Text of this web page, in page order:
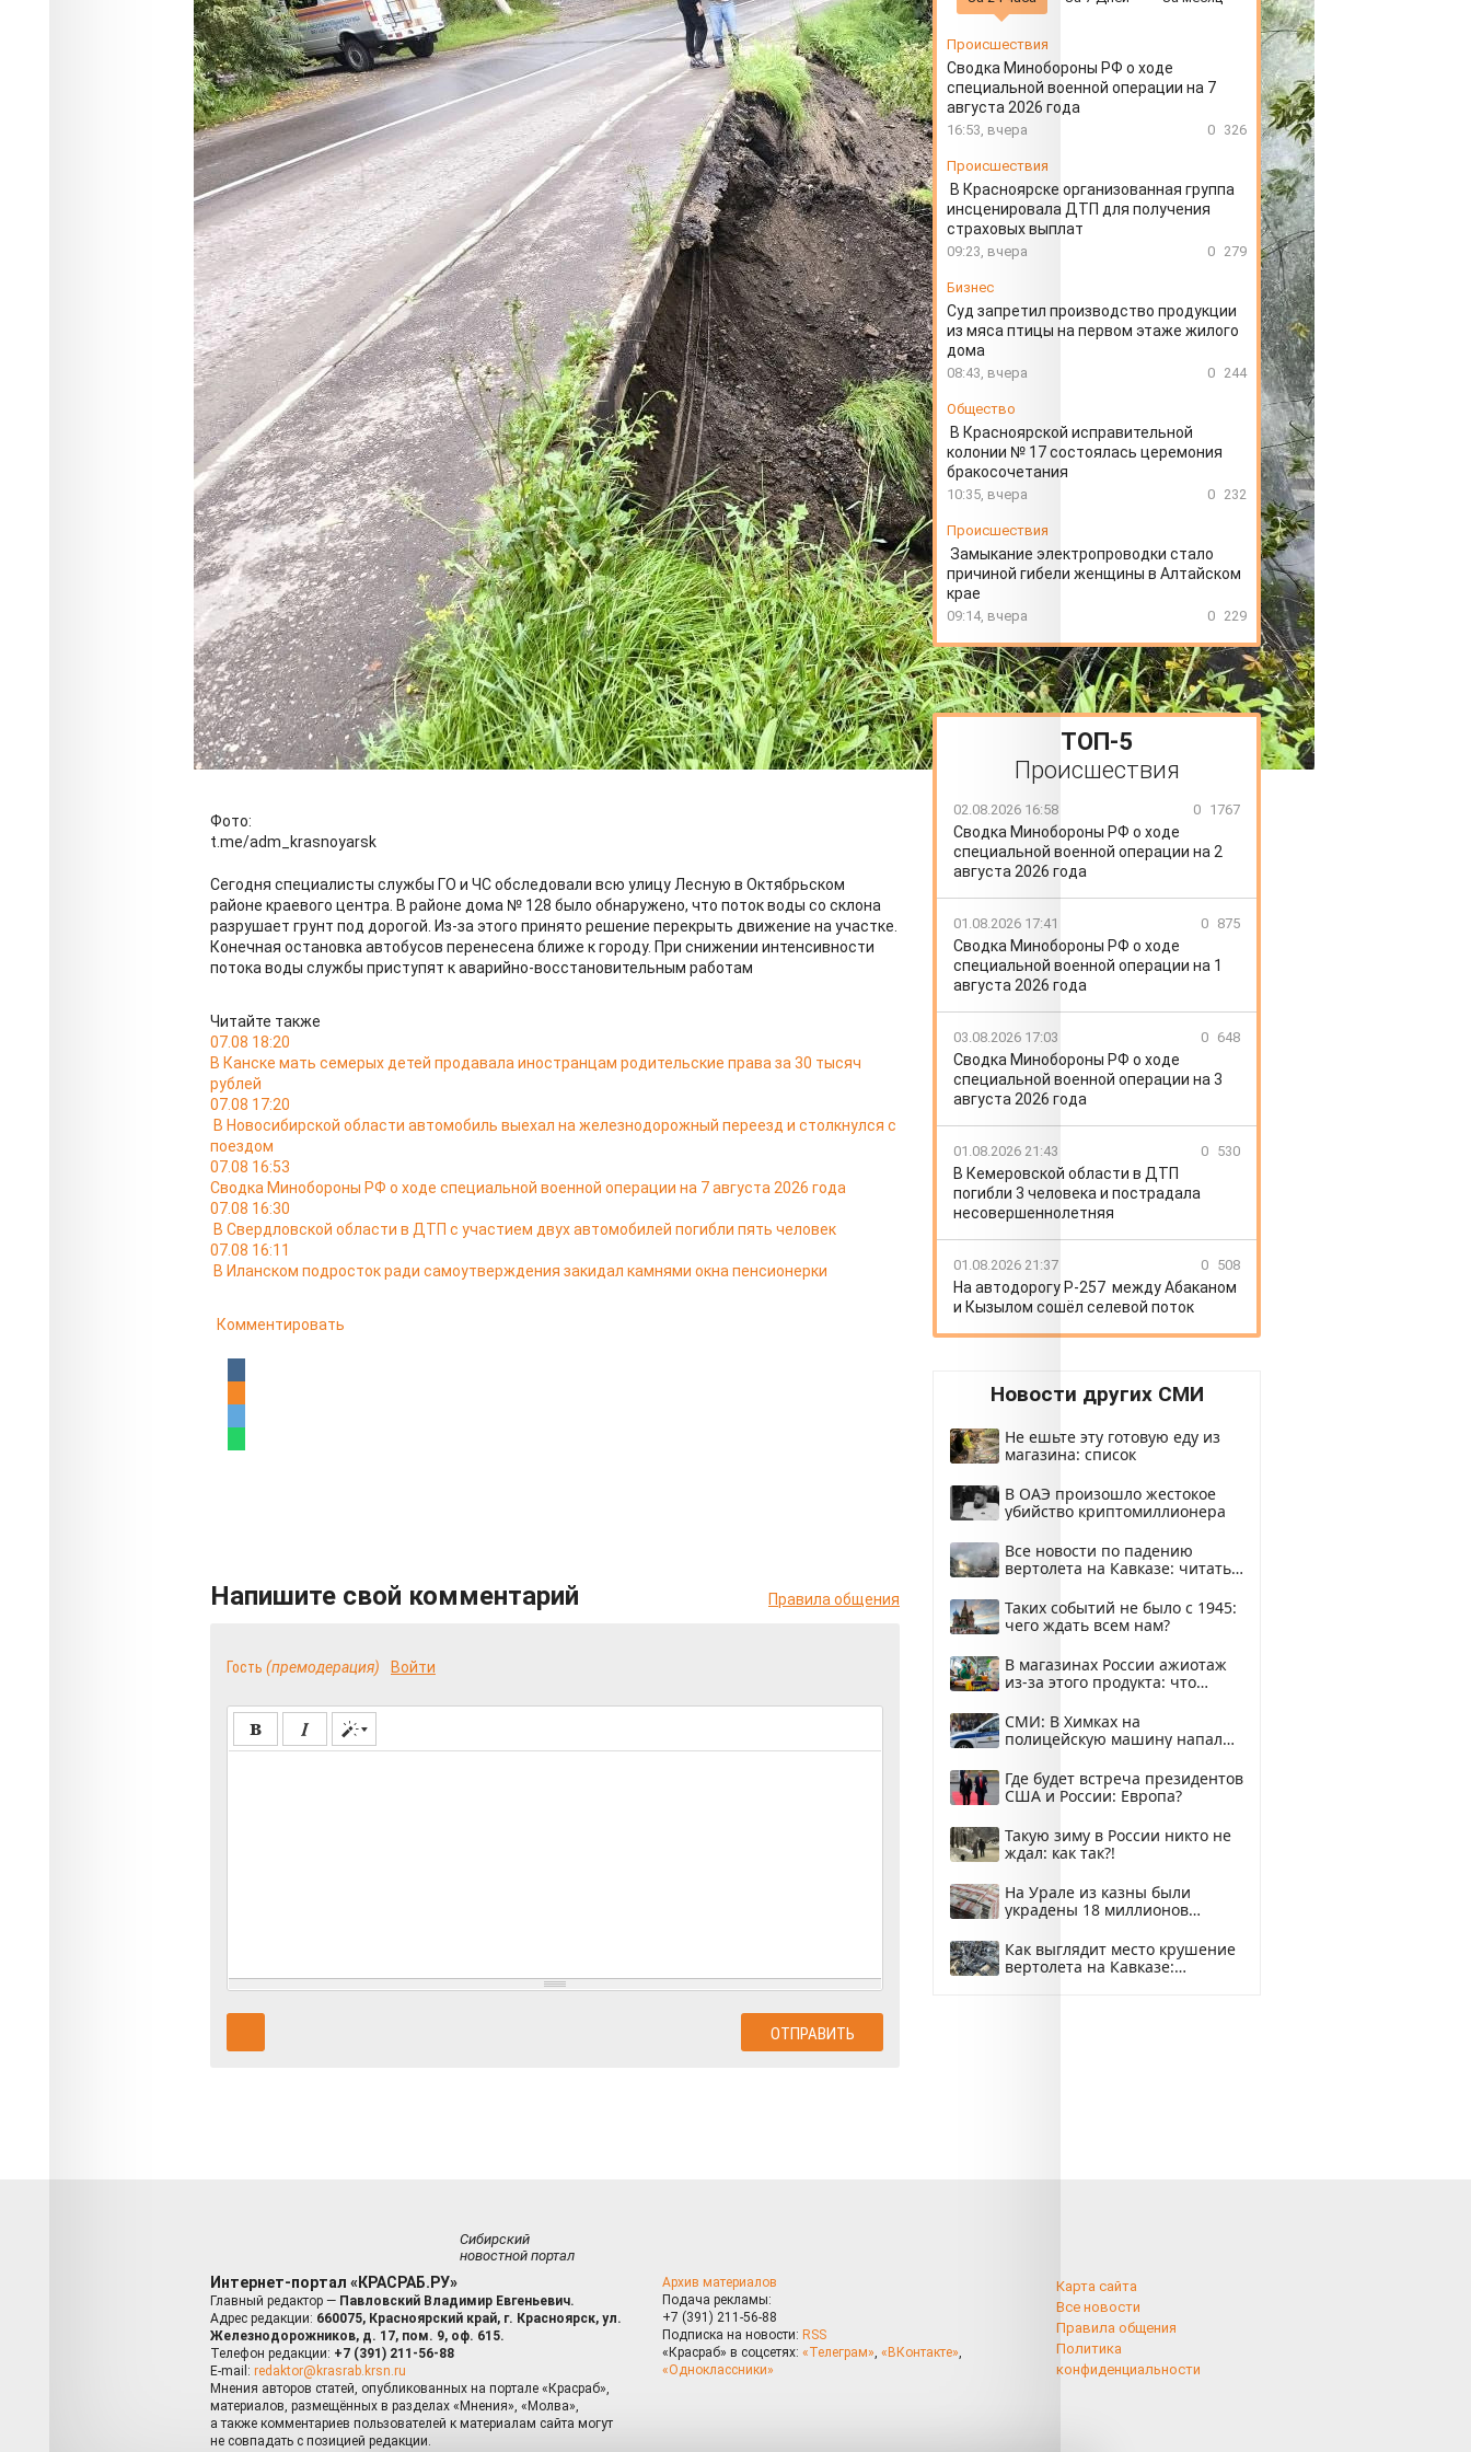
жителей
Происшествия
02.09.2025 15:26
1219
Фото:
t.me/adm_krasnoyarsk
Сегодня специалисты службы ГО и ЧС обследовали всю улицу Лесную в Октябрьском
районе краевого центра. В районе дома № 128 было обнаружено, что поток воды со склона
разрушает грунт под дорогой. Из-за этого принято решение перекрыть движение на участке.
Конечная остановка автобусов перенесена ближе к городу. При снижении интенсивности
потока воды службы приступят к аварийно-восстановительным работам
Читайте также
07.08 18:20
В Канске мать семерых детей продавала иностранцам родительские права за 30 тысяч
рублей
07.08 17:20
В Новосибирской области автомобиль выехал на железнодорожный переезд и столкнулся с
поездом
07.08 16:53
Сводка Минобороны РФ о ходе специальной военной операции на 7 августа 2026 года
07.08 16:30
В Свердловской области в ДТП с участием двух автомобилей погибли пять человек
07.08 16:11
В Иланском подросток ради самоутверждения закидал камнями окна пенсионерки
Комментировать
Напишите свой комментарий Правила общения
Гость (премодерация) Войти
Происшествия
Сводка Минобороны РФ о ходе
специальной военной операции на 7
августа 2026 года
16:53, вчера 0 326
Происшествия
В Красноярске организованная группа
инсценировала ДТП для получения
страховых выплат
09:23, вчера 0 279
Бизнес
Суд запретил производство продукции
из мяса птицы на первом этаже жилого
дома
08:43, вчера 0 244
Общество
В Красноярской исправительной
колонии № 17 состоялась церемония
бракосочетания
10:35, вчера 0 232
Происшествия
Замыкание электропроводки стало
причиной гибели женщины в Алтайском
крае
09:14, вчера 0 229
ТОП-5
Происшествия
02.08.2026 16:58 0 1767
Сводка Минобороны РФ о ходе
специальной военной операции на 2
августа 2026 года
01.08.2026 17:41 0 875
Сводка Минобороны РФ о ходе
специальной военной операции на 1
августа 2026 года
03.08.2026 17:03 0 648
Сводка Минобороны РФ о ходе
специальной военной операции на 3
августа 2026 года
01.08.2026 21:43 0 530
В Кемеровской области в ДТП
погибли 3 человека и пострадала
несовершеннолетняя
01.08.2026 21:37 0 508
На автодорогу Р-257 между Абаканом
и Кызылом сошёл селевой поток
Новости других СМИ
Не ешьте эту готовую еду из
магазина: список
В ОАЭ произошло жестокое
убийство криптомиллионера
Все новости по падению
вертолета на Кавказе: читать
Таких событий не было с 1945:
чего ждать всем нам?
В магазинах России ажиотаж
из-за этого продукта: что
СМИ: В Химках на
полицейскую машину напали
Где будет встреча президентов
США и России: Европа?
Такую зиму в России никто не
ждал: как так?!
На Урале из казны были
украдены 18 миллионов
Как выглядит место крушение
вертолета на Кавказе:
Сибирский
новостной портал
Интернет-портал «КРАСРАБ.РУ»
Главный редактор — Павловский Владимир Евгеньевич.
Адрес редакции: 660075, Красноярский край, г. Красноярск, ул.
Железнодорожников, д. 17, пом. 9, оф. 615.
Телефон редакции: +7 (391) 211-56-88
E-mail: redaktor@krasrab.krsn.ru
Мнения авторов статей, опубликованных на портале «Красраб»,
материалов, размещённых в разделах «Мнения», «Молва»,
а также комментариев пользователей к материалам сайта могут
не совпадать с позицией редакции.
Архив материалов
Подача рекламы:
+7 (391) 211-56-88
Подписка на новости: RSS
«Красраб» в соцсетях: «Телеграм», «ВКонтакте»,
«Одноклассники»
Карта сайта
Все новости
Правила общения
Политика
конфиденциальности